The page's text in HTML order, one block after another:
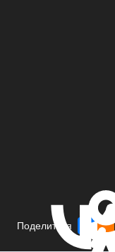
Поделиться